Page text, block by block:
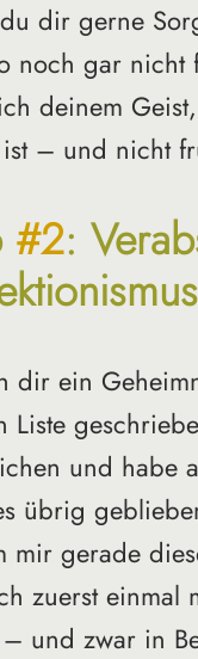
dir gerne
noch gar nicht
deinem
– und nicht
#2:
dir ein
Liste
und habe
übrig
mir gerade
zuerst einmal
und zwar in